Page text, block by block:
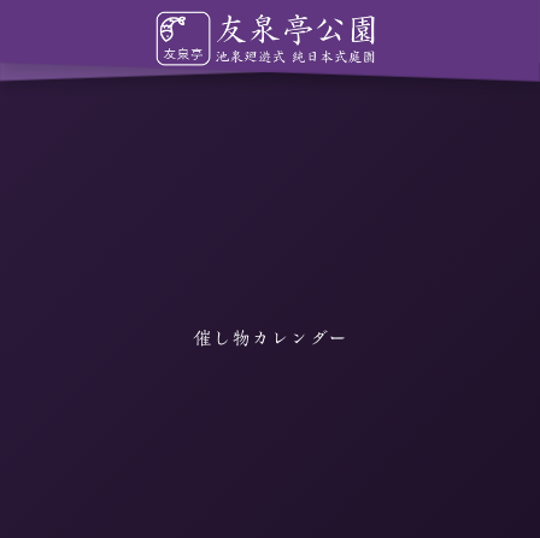
催し物カレンダー